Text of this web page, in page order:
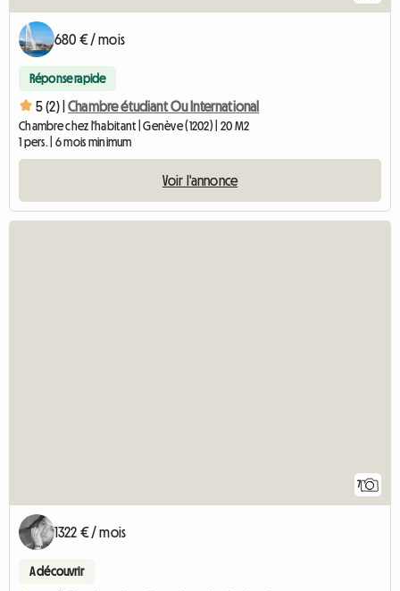
680 € / mois
Réponse rapide
5 (2) | Chambre étudiant Ou International
Chambre chez l'habitant | Genève (1202) | 20 M2
1 pers. | 6 mois minimum
Voir l'annonce
7
1322 € / mois
A découvrir